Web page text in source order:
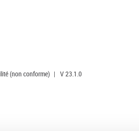
(non conforme) | V 23.1.0